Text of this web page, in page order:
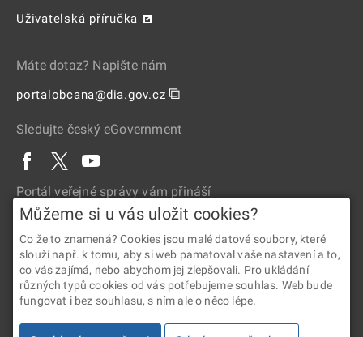
Uživatelská příručka
Máte dotaz? Napište nám
portalobcana@dia.gov.cz ⧉
Sledujte český eGovernment
Portál veřejné správy vám přináší
2026 © Digitální a informační agentura • Informace jsou poskytovány
Můžeme si u vás uložit cookies?
Co že to znamená? Cookies jsou malé datové soubory, které
slouží např. k tomu, aby si web pamatoval vaše nastavení a to,
co vás zajímá, nebo abychom jej zlepšovali. Pro ukládání
různých typů cookies od vás potřebujeme souhlas. Web bude
fungovat i bez souhlasu, s ním ale o něco lépe.